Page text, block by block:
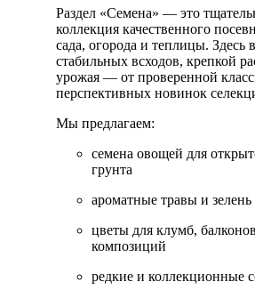
Раздел «Семена» — это
коллекция качественного
сада, огорода и теплицы. Здесь
стабильных всходов, крепкой
урожая — от проверенной
перспективных новинок
Мы предлагаем:
семена овощей для
грунта
ароматные травы и зелень
цветы для клумб,
композиций
редкие и коллекционные